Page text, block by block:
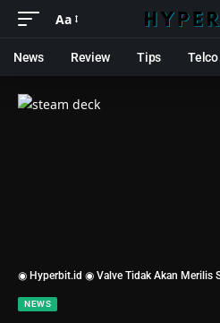
Aa
News Review Tips Telco
◉ Hyperbit.id ◉ Valve Tidak Akan Merilis
NEWS